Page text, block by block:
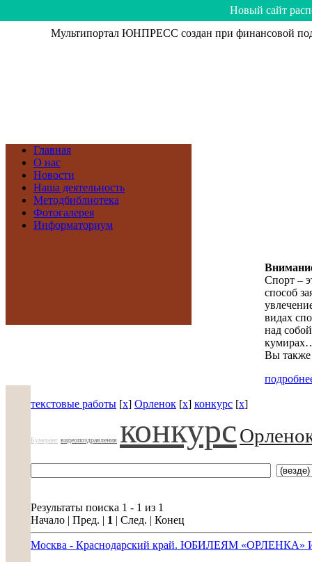
Hoвый caйт
Мультипортал ЮНПРЕСС создан при финансовой
Главная
О нас
Новости
Наша деятельность
Методбиблиотека
Фотогалерея
Информаториум
Спорт –
способ
видах
над
Вы также
текстовые работы [x] Орленок [x] конкурс [x]
Бумеранг видеопоздравления конкурс
Результаты поиска 1 - 1 из 1
Начало | Пред. | 1 | След. | Конец
Москва - Краснодарский край. ЮБИЛЕЯМ